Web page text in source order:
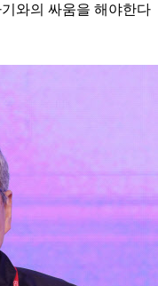
와의 싸움을 해야한다